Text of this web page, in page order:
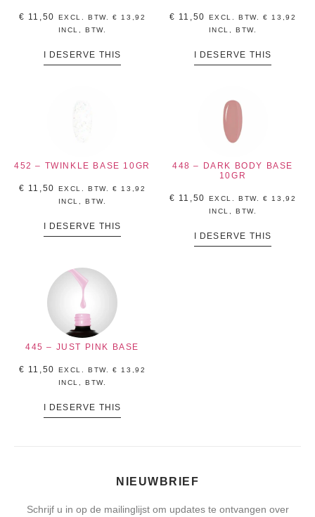
€ 11,50 EXCL. BTW.€
13,92
INCL, BTW.
I DESERVE THIS
€ 11,50 EXCL. BTW.€
13,92
INCL, BTW.
I DESERVE THIS
452 – TWINKLE BASE 10GR
€ 11,50 EXCL. BTW.€
13,92
INCL, BTW.
I DESERVE THIS
448 – DARK BODY BASE
10GR
€ 11,50 EXCL. BTW.€
13,92
INCL, BTW.
I DESERVE THIS
445 – JUST PINK BASE
€ 11,50 EXCL. BTW.€
13,92
INCL, BTW.
I DESERVE THIS
NIEUWBRIEF
Schrijf u in op de mailinglijst om updates te ontvangen over